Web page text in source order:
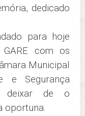
dedicado
para hoje
com os
Municipal
e Segurança
deixar de o
oportuna.